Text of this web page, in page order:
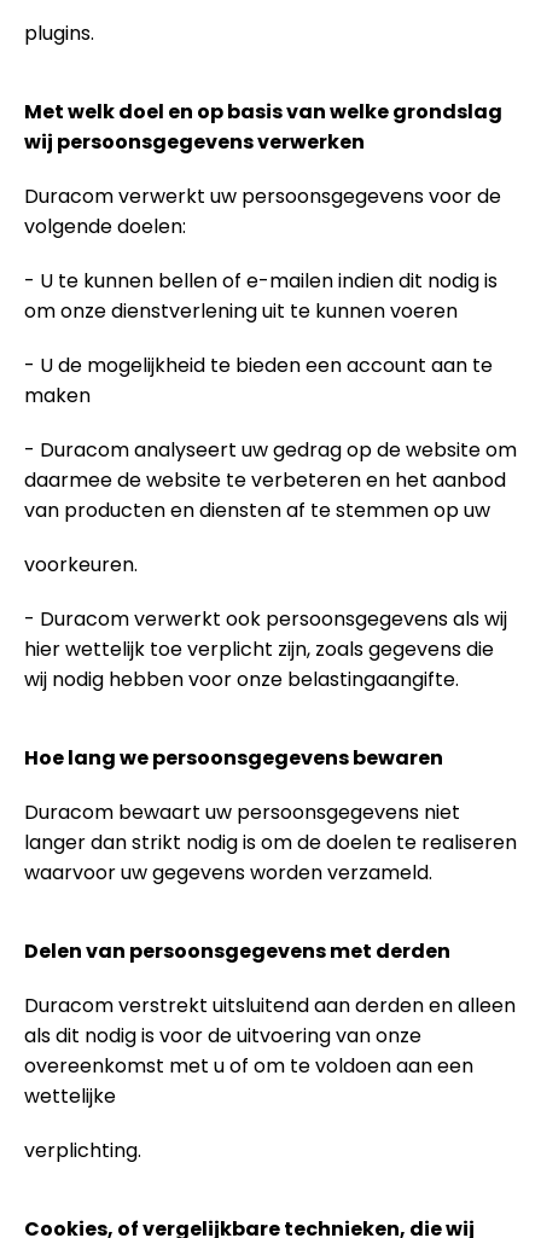
plugins.
Met welk doel en op basis van welke grondslag
wij persoonsgegevens verwerken
Duracom verwerkt uw persoonsgegevens voor de
volgende doelen:
- U te kunnen bellen of e-mailen indien dit nodig is
om onze dienstverlening uit te kunnen voeren
- U de mogelijkheid te bieden een account aan te
maken
- Duracom analyseert uw gedrag op de website om
daarmee de website te verbeteren en het aanbod
van producten en diensten af te stemmen op uw
voorkeuren.
- Duracom verwerkt ook persoonsgegevens als wij
hier wettelijk toe verplicht zijn, zoals gegevens die
wij nodig hebben voor onze belastingaangifte.
Hoe lang we persoonsgegevens bewaren
Duracom bewaart uw persoonsgegevens niet
langer dan strikt nodig is om de doelen te realiseren
waarvoor uw gegevens worden verzameld.
Delen van persoonsgegevens met derden
Duracom verstrekt uitsluitend aan derden en alleen
als dit nodig is voor de uitvoering van onze
overeenkomst met u of om te voldoen aan een
wettelijke
verplichting.
Cookies, of vergelijkbare technieken, die wij